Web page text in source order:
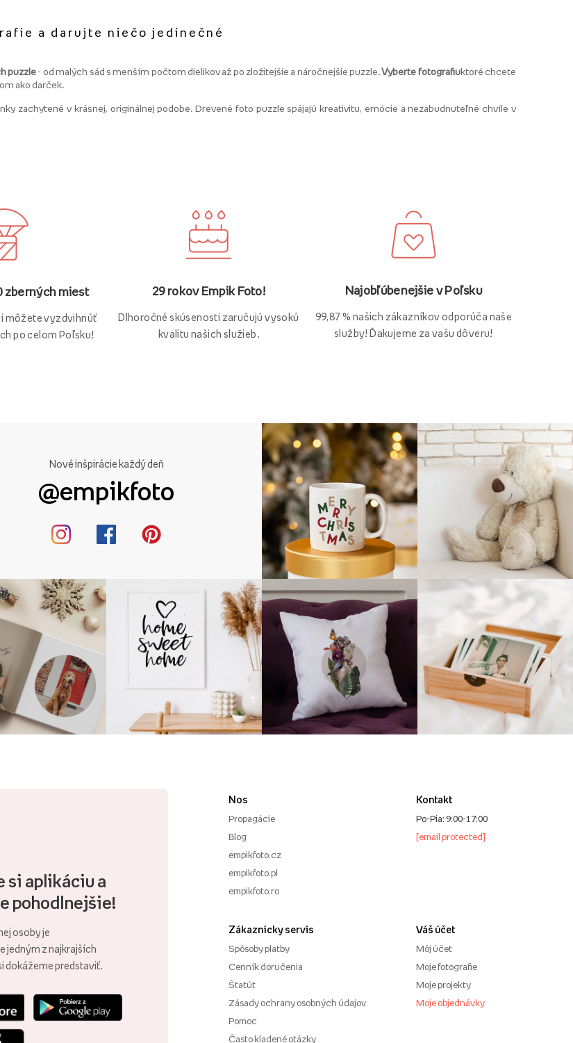
a darujte niečo jedinečné
puzzle - od malých sád s menším počtom dielikov až po zložitejšie a náročnejšie puzzle.Vyberte fotografiuktoré chcete
ako darček.
zachytené v krásnej, originálnej podobe. Drevené foto puzzle spájajú kreativitu, emócie a nezabudnuteľné chvíle v
zberných miest
môžete vyzdvihnúť
po celom Poľsku!
29 rokov Empik Foto!
Dlhoročné skúsenosti zaručujú vysokú
kvalitu našich služieb.
Najobľúbenejšie v Poľsku
99,87 % našich zákazníkov odporúča naše
služby! Ďakujeme za vašu dôveru!
Nové inšpirácie každý deň
@empikfoto
si aplikáciu a
pohodlnejšie!
osoby je
jedným z najkrajších
dokážeme predstaviť.
Nos
Propagácie
Blog
empikfoto.cz
empikfoto.pl
empikfoto.ro
Zákaznícky servis
Spôsoby platby
Cenník doručenia
Štatút
Zásady ochrany osobných údajov
Pomoc
Často kladené otázky
Kontakt
Po-Pia: 9:00-17:00
[email protected]
Váš účet
Môj účet
Moje fotografie
Moje projekty
Moje objednávky